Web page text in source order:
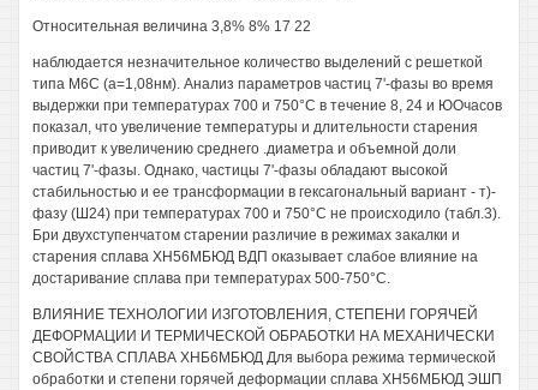
Относительная величина 3,8% 8% 17 22
наблюдается незначительное количество выделений с решеткой
типа М6С (а=1,08нм). Анализ параметров частиц 7'-фазы во время
выдержки при температурах 700 и 750°С в течение 8, 24 и ЮОчасов
показал, что увеличение температуры и длительности старения
приводит к увеличению среднего .диаметра и объемной доли
частиц 7'-фазы. Однако, частицы 7'-фазы обладают высокой
стабильностью и ее трансформации в гексагональный вариант - т)-
фазу (Ш24) при температурах 700 и 750°С не происходило (табл.3).
Бри двухступенчатом старении различие в режимах закалки и
старения сплава ХН56МБЮД ВДП оказывает слабое влияние на
достаривание сплава при температурах 500-750°С.
ВЛИЯНИЕ ТЕХНОЛОГИИ ИЗГОТОВЛЕНИЯ, СТЕПЕНИ ГОРЯЧЕЙ
ДЕФОРМАЦИИ И ТЕРМИЧЕСКОЙ ОБРАБОТКИ НА МЕХАНИЧЕСКИ
СВОЙСТВА СПЛАВА ХНБ6МБЮД Для выбора режима термической
обработки и степени горячей деформации сплава ХН56МБЮД ЭШП